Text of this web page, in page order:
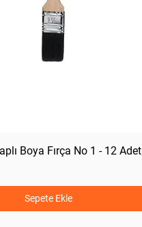
Boya Fırça No 1 - 12 Adet
Sepete Ekle